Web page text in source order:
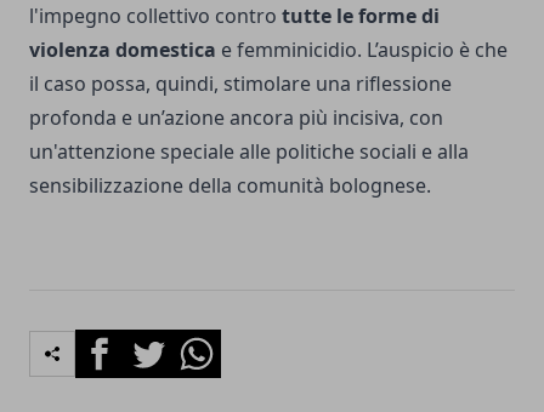
l'impegno collettivo contro tutte le forme di
violenza domestica e femminicidio. L’auspicio è che
il caso possa, quindi, stimolare una riflessione
profonda e un’azione ancora più incisiva, con
un'attenzione speciale alle politiche sociali e alla
sensibilizzazione della comunità bolognese.
FacebookTwitterWhatsapp